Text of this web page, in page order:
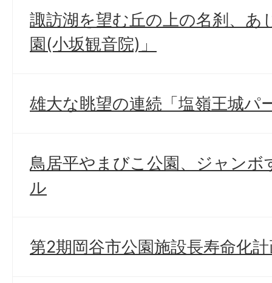
諏訪湖を望む丘の上の名刹、あ
園(小坂観音院)」
雄大な眺望の連続「塩嶺王城パ
鳥居平やまびこ公園、ジャン
ル
第2期岡谷市公園施設長寿命化